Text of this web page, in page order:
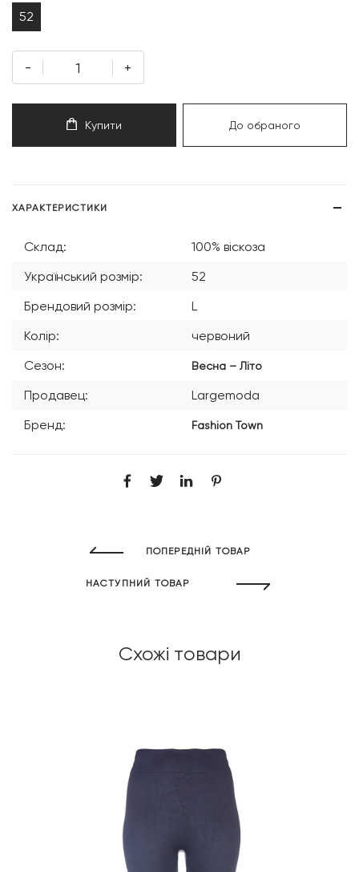
52
- +
Купити До обраного
ХАРАКТЕРИСТИКИ
Склад:
100% віскоза
Український розмір:
52
Брендовий розмір:
L
Колір:
червоний
Сезон:
Весна – Літо
Продавец:
Largemoda
Бренд:
Fashion Town
ПОПЕРЕДНІЙ ТОВАР
НАСТУПНИЙ ТОВАР
Схожі товари